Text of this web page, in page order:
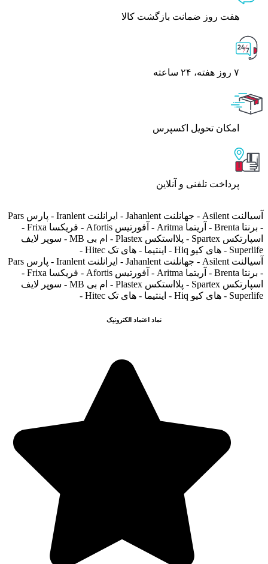
هفت روز ضمانت بازگشت کالا
۷ روز ﻫﻔﺘﻪ، ۲۴ ﺳﺎﻋﺘﻪ
اﻣﮑﺎن ﺗﺤﻮﯾﻞ اﮐﺴﭙﺮس
پرداخت تلفنی و آنلاین
آسیالنت Asilent - جهانلنت Jahanlent - ایرانلنت Iranlent - پارس Pars
- برنتا Brenta - آریتما Aritma - آفورتیس Afortis - فریکسا Frixa -
اسپارتکس Spartex - پلااستکس Plastex - ام بی MB - سوپر لایف
Superlife - های کیو Hiq - اینتیما - های تک Hitec -
آسیالنت Asilent - جهانلنت Jahanlent - ایرانلنت Iranlent - پارس Pars
- برنتا Brenta - آریتما Aritma - آفورتیس Afortis - فریکسا Frixa -
اسپارتکس Spartex - پلااستکس Plastex - ام بی MB - سوپر لایف
Superlife - های کیو Hiq - اینتیما - های تک Hitec -
نماد اعتماد الکترونیک